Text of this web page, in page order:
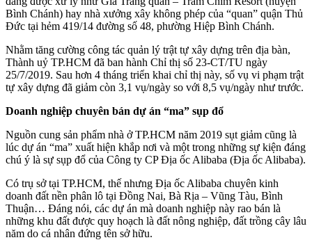
Bình Chánh) hay nhà xưởng xây không phép của “quan” quận Thủ
Đức tại hẻm 419/14 đường số 48, phường Hiệp Bình Chánh.
Nhằm tăng cường công tác quản lý trật tự xây dựng trên địa bàn,
Thành uỷ TP.HCM đã ban hành Chỉ thị số 23-CT/TU ngày
25/7/2019. Sau hơn 4 tháng triển khai chỉ thị này, số vụ vi phạm trật
tự xây dựng đã giảm còn 3,1 vụ/ngày so với 8,5 vụ/ngày như trước.
Doanh nghiệp chuyên bán dự án “ma” sụp đổ
Nguồn cung sản phẩm nhà ở TP.HCM năm 2019 sụt giảm cũng là
lúc dự án “ma” xuất hiện khắp nơi và một trong những sự kiện đáng
chú ý là sự sụp đổ của Công ty CP Địa ốc Alibaba (Địa ốc Alibaba).
Có trụ sở tại TP.HCM, thế nhưng Địa ốc Alibaba chuyên kinh
doanh đất nền phân lô tại Đồng Nai, Bà Rịa – Vũng Tàu, Bình
Thuận… Đáng nói, các dự án mà doanh nghiệp này rao bán là
những khu đất được quy hoạch là đất nông nghiệp, đất trồng cây lâu
năm do cá nhân đứng tên sở hữu.